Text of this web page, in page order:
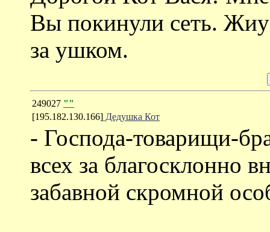
Вы покинули сеть.
за ушком.
249027 ""
[195.182.130.166] Дедушка Кот
- Господа-товарищи-
всех за благосклонно
забавной скромной